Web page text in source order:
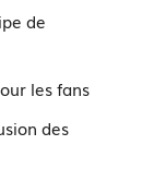
de
les fans
des